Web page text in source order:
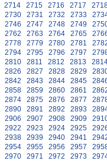
2714 2715 2716 2717
2730 2731 2732 2733
2746 2747 2748 2749
2762 2763 2764 2765
2778 2779 2780 2781
2794 2795 2796 2797
2810 2811 2812 2813
2826 2827 2828 2829
2842 2843 2844 2845
2858 2859 2860 2861
2874 2875 2876 2877
2890 2891 2892 2893
2906 2907 2908 2909
2922 2923 2924 2925
2938 2939 2940 2941
2954 2955 2956 2957
2970 2971 2972 2973